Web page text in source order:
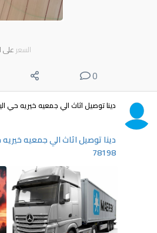
السعر على
0
دينا توصيل اثاث الي جمعيه خيريه حي
78198